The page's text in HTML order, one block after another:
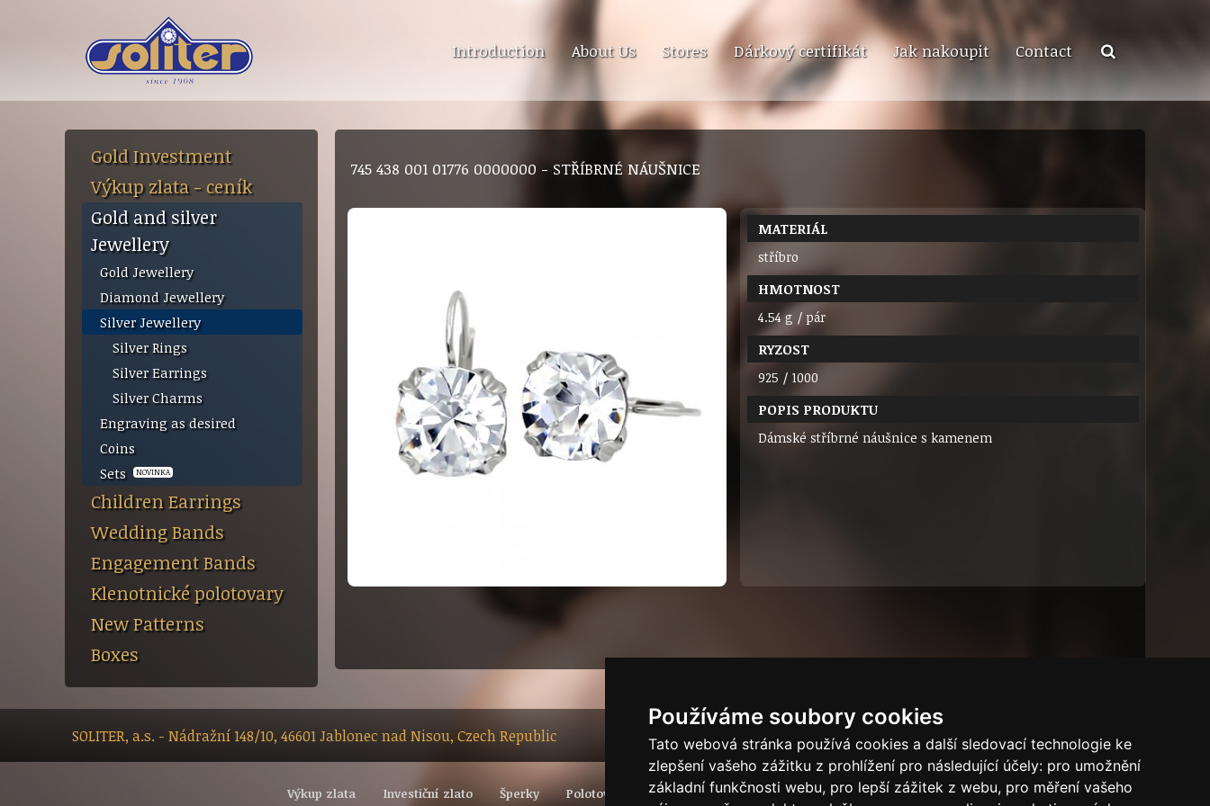
Používáme soubory cookies
Tato webová stránka používá cookies a další sledovací technologie ke
zlepšení vašeho zážitku z prohlížení pro následující účely: pro umožnění
základní funkčnosti webu, pro lepší zážitek z webu, pro měření vašeho
Introduction About Us Stores Dárkový certifikát Jak nakoupit Contact
Gold Investment
Výkup zlata - ceník
Gold and silver
Jewellery
Gold Jewellery
Diamond Jewellery
Silver Jewellery
Silver Rings
Silver Earrings
Silver Charms
Engraving as desired
Coins
Sets
NOVINKA
Children Earrings
Wedding Bands
Engagement Bands
Klenotnické polotovary
New Patterns
Boxes
745 438 001 01776 0000000 - STŘÍBRNÉ NÁUŠNICE
MATERIÁL
stříbro
HMOTNOST
4.54 g / pár
RYZOST
925 / 1000
POPIS PRODUKTU
Dámské stříbrné náušnice s kamenem
SOLITER, a.s. - Nádražní 148/10, 46601 Jablonec nad Nisou, Czech Republic Tech.info
Výkup zlata Investiční zlato Šperky Polotovary Vývoj světové ceny zlata Puncovní značky